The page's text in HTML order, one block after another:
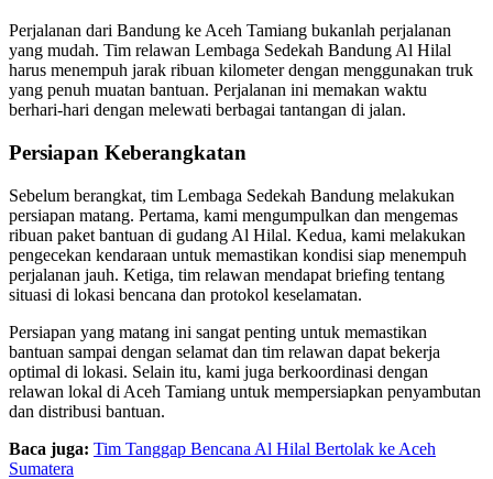
Perjalanan dari Bandung ke Aceh Tamiang bukanlah perjalanan
yang mudah. Tim relawan Lembaga Sedekah Bandung Al Hilal
harus menempuh jarak ribuan kilometer dengan menggunakan truk
yang penuh muatan bantuan. Perjalanan ini memakan waktu
berhari-hari dengan melewati berbagai tantangan di jalan.
Persiapan Keberangkatan
Sebelum berangkat, tim Lembaga Sedekah Bandung melakukan
persiapan matang. Pertama, kami mengumpulkan dan mengemas
ribuan paket bantuan di gudang Al Hilal. Kedua, kami melakukan
pengecekan kendaraan untuk memastikan kondisi siap menempuh
perjalanan jauh. Ketiga, tim relawan mendapat briefing tentang
situasi di lokasi bencana dan protokol keselamatan.
Persiapan yang matang ini sangat penting untuk memastikan
bantuan sampai dengan selamat dan tim relawan dapat bekerja
optimal di lokasi. Selain itu, kami juga berkoordinasi dengan
relawan lokal di Aceh Tamiang untuk mempersiapkan penyambutan
dan distribusi bantuan.
Baca juga: Tim Tanggap Bencana Al Hilal Bertolak ke Aceh
Sumatera